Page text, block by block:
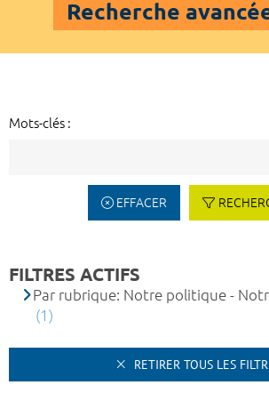
Recherche
Mots-clés :
EFFACER
FILTRES ACTIFS
Par rubrique: Notre politique -
(1)
RETIRER TOUS LES